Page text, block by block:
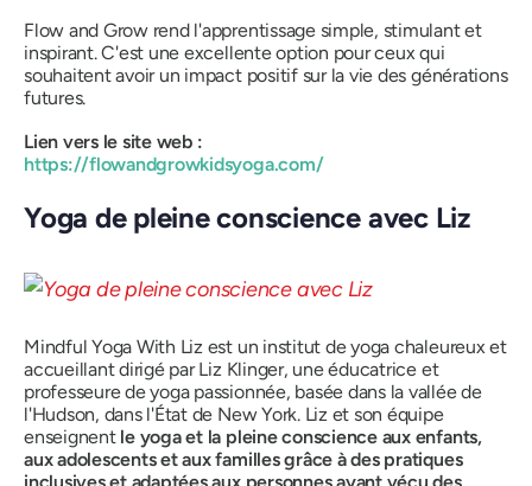
Flow and Grow rend l'apprentissage simple, stimulant et
inspirant. C'est une excellente option pour ceux qui
souhaitent avoir un impact positif sur la vie des générations
futures.
Lien vers le site web :
https://flowandgrowkidsyoga.com/
Yoga de pleine conscience avec Liz
Mindful Yoga With Liz est un institut de yoga chaleureux et
accueillant dirigé par Liz Klinger, une éducatrice et
professeure de yoga passionnée, basée dans la vallée de
l'Hudson, dans l'État de New York. Liz et son équipe
enseignent le yoga et la pleine conscience aux enfants,
aux adolescents et aux familles grâce à des pratiques
inclusives et adaptées aux personnes ayant vécu des